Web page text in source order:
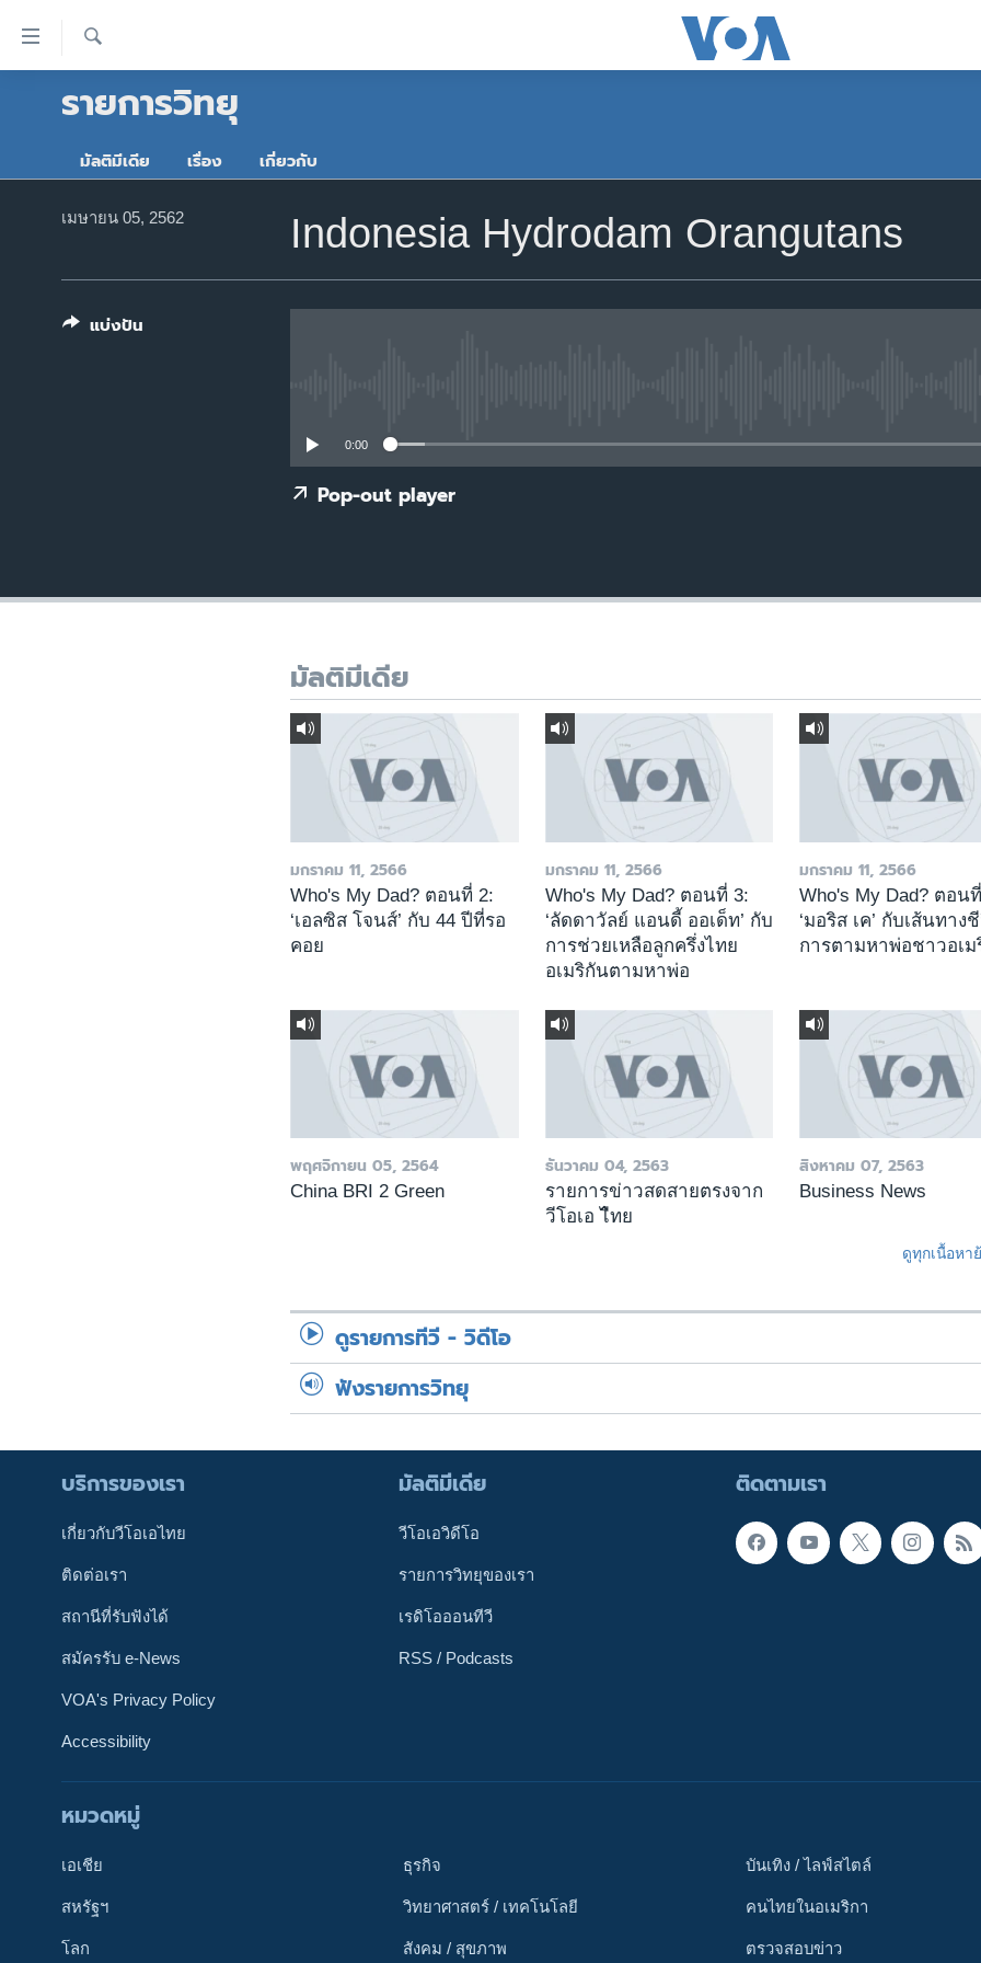
เนื้อหา
หน้าหลัก
เอเชีย
สหรัฐฯ
วิทยาศาสตร์
ติดตามเรา
รายการวิทยุ
มัลติมีเดีย เรื่อง เกี่ยวกับ
Indonesia Hydrodam Orangutans
เมษายน 05, 2562
0:00
Pop-out player
แบ่งปัน
มัลติมีเดีย
มกราคม 11, 2566
Who's My Dad? ตอนที่ 2:
‘เอลซิส โจนส์’ กับ 44 ปีที่รอ
คอย
มกราคม 11, 2566
Who's My Dad? ตอนที่ 3:
‘ลัดดาวัลย์ แอนดี้ ออเด็ท’ กับ
การช่วยเหลือลูกครึ่งไทย
อเมริกันตามหาพ่อ
มกราคม 11, 2566
Who's My Dad? ตอน
‘มอริส เค’ กับเส้นทาง
การตามหาพ่อชาวอเ
พฤศจิกายน 05, 2564
China BRI 2 Green
ธันวาคม 04, 2563
รายการข่าวสดสายตรงจาก
วีโอเอ ไืทย
สิงหาคม 07, 2563
Business News
ดูทุกเนื้อหา
ดูรายการทีวี - วิดีโอ
ฟังรายการวิทยุ
ติดตามเรา
บริการของเรา
เกี่ยวกับวีโอเอไทย
ติดต่อเรา
สถานีที่รับฟังได้
สมัครรับ e-News
VOA's Privacy Policy
Accessibility
มัลติมีเดีย
วีโอเอวิดีโอ
รายการวิทยุของเรา
เรดิโอออนทีวี
RSS / Podcasts
หมวดหมู่
เอเชีย
สหรัฐฯ
โลก
ธุรกิจ
วิทยาศาสตร์ / เทคโนโลยี
สังคม / สุขภาพ
บันเทิง / ไลฟ์สไตล์
คนไทยในอเมริกา
ตรวจสอบข่าว